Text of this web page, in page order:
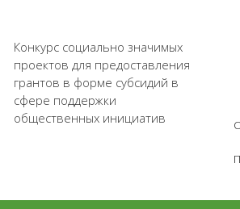
Конкурс социально значимых
проектов для предоставления
грантов в форме субсидий в
сфере поддержки
общественных инициатив